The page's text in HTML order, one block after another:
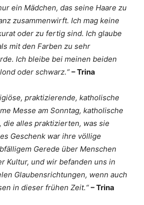
ein Mädchen, das seine Haare zu
zusammenwirft. Ich mag keine
oder zu fertig sind. Ich glaube
mit den Farben zu sehr
Ich bleibe bei meinen beiden
oder schwarz.“ – Trina
praktizierende, katholische
Messe am Sonntag, katholische
die alles praktizierten, was sie
Geschenk war ihre völlige
Gerede über Menschen
Kultur, und wir befanden uns in
Glaubensrichtungen, wenn auch
in dieser frühen Zeit.“ – Trina